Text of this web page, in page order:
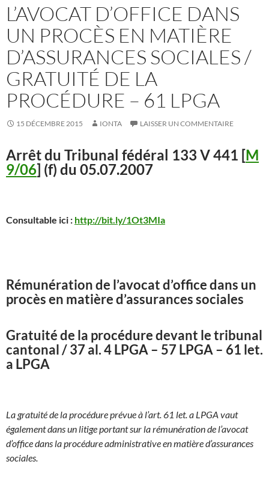
L’AVOCAT D’OFFICE DANS
UN PROCÈS EN MATIÈRE
D’ASSURANCES SOCIALES /
GRATUITÉ DE LA
PROCÉDURE – 61 LPGA
15 DÉCEMBRE 2015 IONTA LAISSER UN COMMENTAIRE
Arrêt du Tribunal fédéral 133 V 441 [M
9/06] (f) du 05.07.2007
Consultable ici : http://bit.ly/1Ot3MIa
Rémunération de l’avocat d’office dans un
procès en matière d’assurances sociales
Gratuité de la procédure devant le tribunal
cantonal / 37 al. 4 LPGA – 57 LPGA – 61 let.
a LPGA
La gratuité de la procédure prévue à l’art. 61 let. a LPGA vaut
également dans un litige portant sur la rémunération de l’avocat
d’office dans la procédure administrative en matière d’assurances
sociales.